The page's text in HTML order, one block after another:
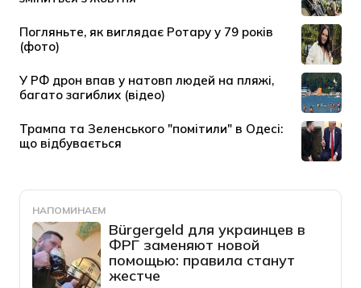
НАПОМИНАЕМ
Bürgergeld для украинцев в
ФРГ заменяют новой
помощью: правила станут
жестче